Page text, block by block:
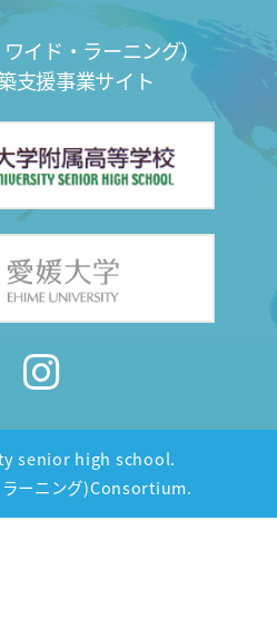
イド・ラーニング）
支援事業サイト
senior high school.
ラーニング)Consortium.